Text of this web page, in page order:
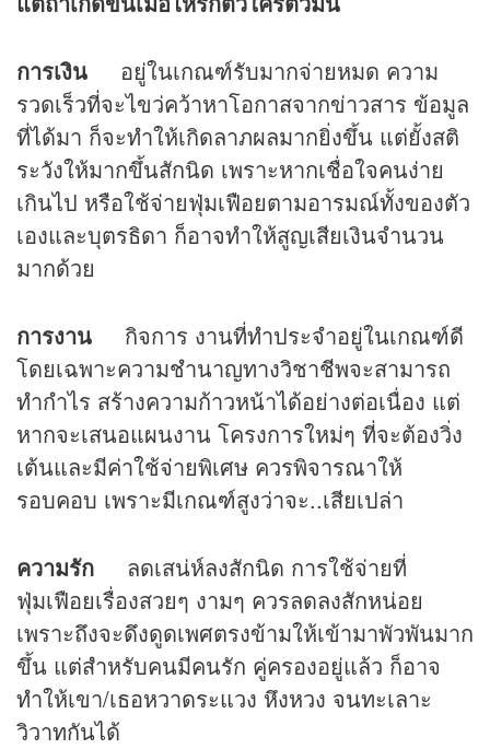
การเงิน อยู่ในเกณฑ์รับมากจ่ายหมด ความ
รวดเร็วที่จะไขว่คว้าหาโอกาสจากข่าวสาร ข้อมูล
ที่ได้มา ก็จะทำให้เกิดลาภผลมากยิ่งขึ้น แต่ยั้งสติ
ระวังให้มากขึ้นสักนิด เพราะหากเชื่อใจคนง่าย
เกินไป หรือใช้จ่ายฟุ่มเฟือยตามอารมณ์ทั้งของตัว
เองและบุตรธิดา ก็อาจทำให้สูญเสียเงินจำนวน
มากด้วย
การงาน กิจการ งานที่ทำประจำอยู่ในเกณฑ์ดี
โดยเฉพาะความชำนาญทางวิชาชีพจะสามารถ
ทำกำไร สร้างความก้าวหน้าได้อย่างต่อเนื่อง แต่
หากจะเสนอแผนงาน โครงการใหม่ๆ ที่จะต้องวิ่ง
เต้นและมีค่าใช้จ่ายพิเศษ ควรพิจารณาให้
รอบคอบ เพราะมีเกณฑ์สูงว่าจะ..เสียเปล่า
ความรัก ลดเสน่ห์ลงสักนิด การใช้จ่ายที่
ฟุ่มเฟือยเรื่องสวยๆ งามๆ ควรลดลงสักหน่อย
เพราะถึงจะดึงดูดเพศตรงข้ามให้เข้ามาพัวพันมาก
ขึ้น แต่สำหรับคนมีคนรัก คู่ครองอยู่แล้ว ก็อาจ
ทำให้เขา/เธอหวาดระแวง หึงหวง จนทะเลาะ
วิวาทกันได้